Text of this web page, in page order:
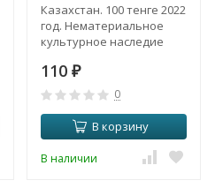
Казахстан. 100 тенге 2022
год. Нематериальное
культурное наследие
/Ø31мм/
110 ₽
0
В корзину
В наличии